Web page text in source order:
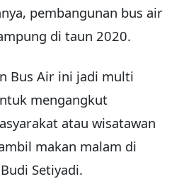
pembangunan bus air
di taun 2020.
Bus Air ini jadi multi
mengangkut
atau wisatawan
makan malam di
Setiyadi.